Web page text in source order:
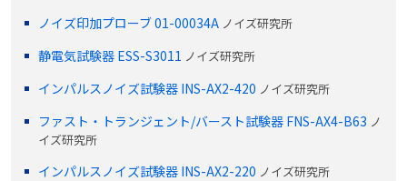
ノイズ印加プローブ 01-00034A ノイズ研究所
静電気試験器 ESS-S3011 ノイズ研究所
インパルスノイズ試験器 INS-AX2-420 ノイズ研究所
ファスト・トランジェント/バースト試験器 FNS-AX4-B63 ノ
イズ研究所
インパルスノイズ試験器 INS-AX2-220 ノイズ研究所